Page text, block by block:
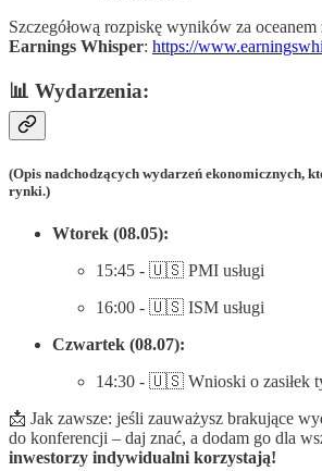
Szczegółową rozpiskę wyników za oceanem
Earnings Whisper: https://
📊 Wydarzenia:
(Opis nadchodzących wydarzeń ekonomicznych,
rynki.)
Wtorek (08.05):
15:45 - 🇺🇸 PMI usługi
16:00 - 🇺🇸 ISM usługi
Czwartek (08.07):
14:30 - 🇺🇸 Wnioski o zasiłek
📩 Jak zawsze: jeśli zauważysz brakujące
do konferencji – daj znać, a dodam go dla
inwestorzy indywidualni korzystają!